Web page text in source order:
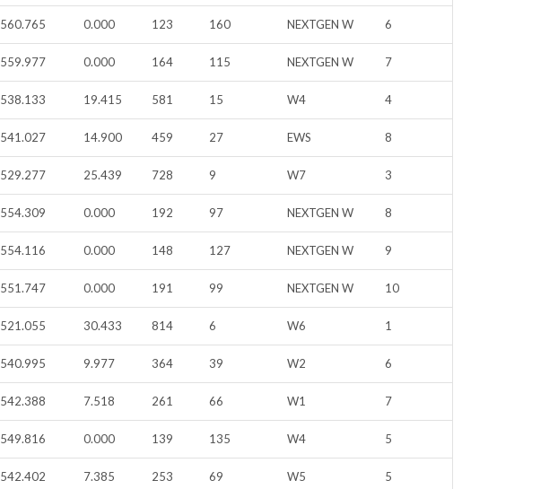
560.765 0.000 123 160 NEXTGEN W 6
559.977 0.000 164 115 NEXTGEN W 7
538.133 19.415 581 15 W4 4
541.027 14.900 459 27 EWS 8
529.277 25.439 728 9 W7 3
554.309 0.000 192 97 NEXTGEN W 8
554.116 0.000 148 127 NEXTGEN W 9
551.747 0.000 191 99 NEXTGEN W 10
521.055 30.433 814 6 W6 1
540.995 9.977 364 39 W2 6
542.388 7.518 261 66 W1 7
549.816 0.000 139 135 W4 5
542.402 7.385 253 69 W5 5